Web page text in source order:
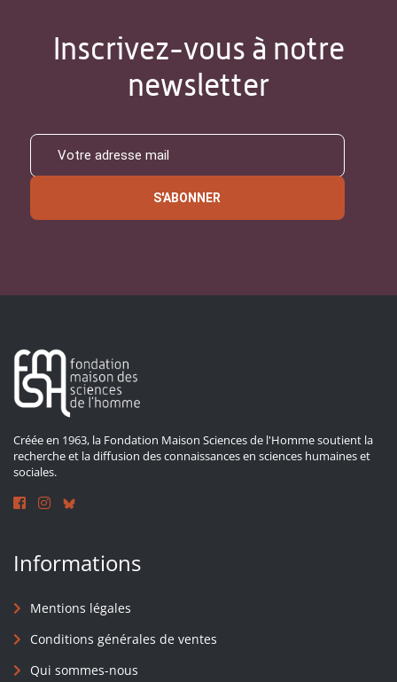
Inscrivez-vous à notre
newsletter
S'ABONNER
Créée en 1963, la Fondation Maison Sciences de l'Homme soutient la
recherche et la diffusion des connaissances en sciences humaines et
sociales.
Informations
Mentions légales
Conditions générales de ventes
Qui sommes-nous